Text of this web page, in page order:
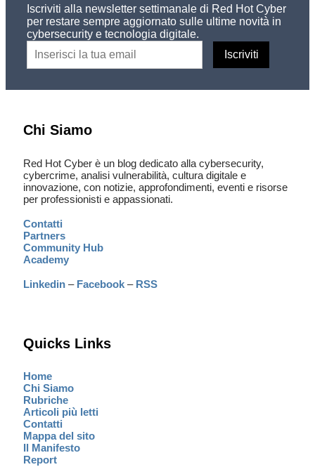
Iscriviti alla newsletter settimanale di Red Hot Cyber
per restare sempre aggiornato sulle ultime novità in
cybersecurity e tecnologia digitale.
Chi Siamo
Red Hot Cyber è un blog dedicato alla cybersecurity,
cybercrime, analisi vulnerabilità, cultura digitale e
innovazione, con notizie, approfondimenti, eventi e risorse
per professionisti e appassionati.
Contatti
Partners
Community Hub
Academy
Linkedin – Facebook – RSS
Quicks Links
Home
Chi Siamo
Rubriche
Articoli più letti
Contatti
Mappa del sito
Il Manifesto
Report